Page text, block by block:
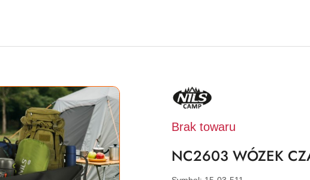
NAZWA
PRODUCENTA:
NILS
Brak towaru
NC2603 WÓZEK